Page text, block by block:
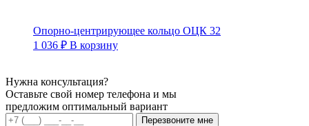
Опорно-центрирующее кольцо ОЦК 32
1 036 ₽ В корзину
Нужна консультация?
Оставьте свой номер телефона и мы
предложим оптимальный вариант
Перезвоните мне